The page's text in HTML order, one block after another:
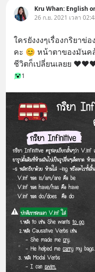
Kru Whan: English
26 ก.ย. 2021 เวลา
ใครยังงงๆเรื่องกริยาข่
คะ 😊 หน้าตาของมันค
ชีวิตก็เปลี่ยนเลยย
1